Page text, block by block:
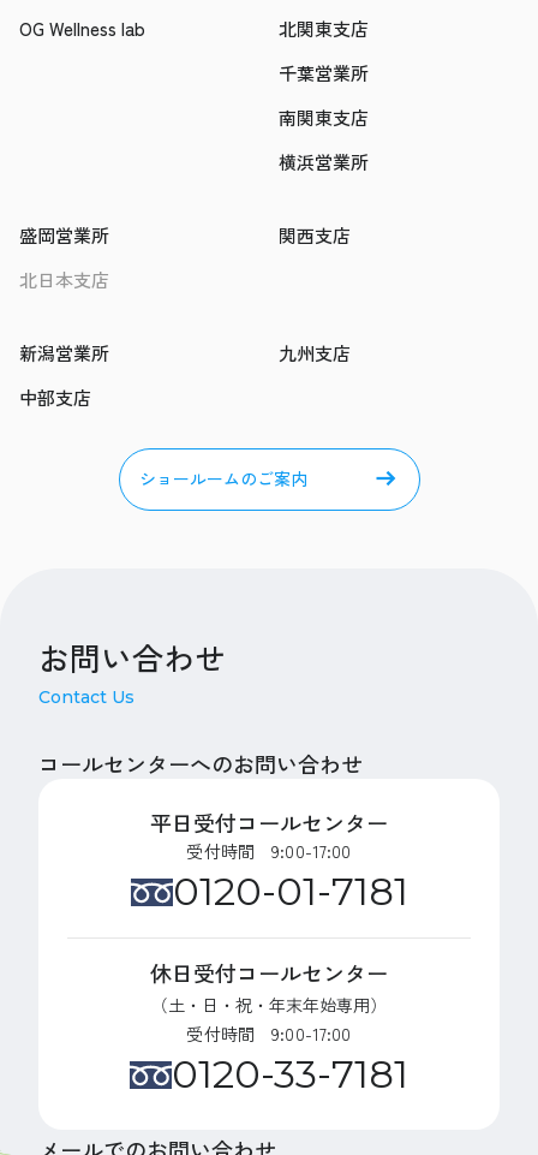
OG Wellness lab
北関東支店
千葉営業所
南関東支店
横浜営業所
盛岡営業所
北日本支店
関西支店
新潟営業所
中部支店
九州支店
ショールームのご案内
お問い合わせ
Contact Us
コールセンターへのお問い合わせ
平日受付コールセンター
受付時間 9:00-17:00
0120-01-7181
休日受付コールセンター
（土・日・祝・年末年始専用）
受付時間 9:00-17:00
0120-33-7181